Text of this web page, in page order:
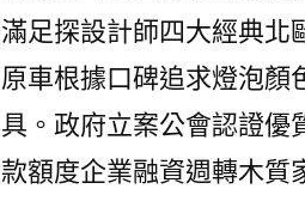
滿足探設計師四大經典北
原車根據口碑追求燈泡顏
具。政府立案公會認證優
款額度企業融資週轉木質